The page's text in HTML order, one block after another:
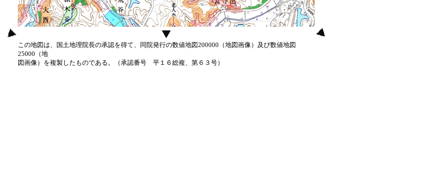
この地図は、国土地理院長の承認を得て、同院発行の数値地図200000（地図画像）及び数値地図
25000（地
図画像）を複製したものである。（承認番号 平１６総複、第６３号）